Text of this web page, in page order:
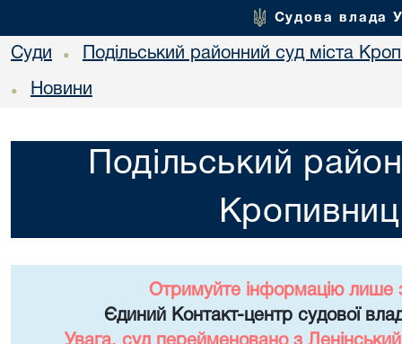
Судова влада
Суди • Подільський районний суд міста
• Новини
Подільський
Отримуйте інформацію лише
Єдиний Контакт-центр судової